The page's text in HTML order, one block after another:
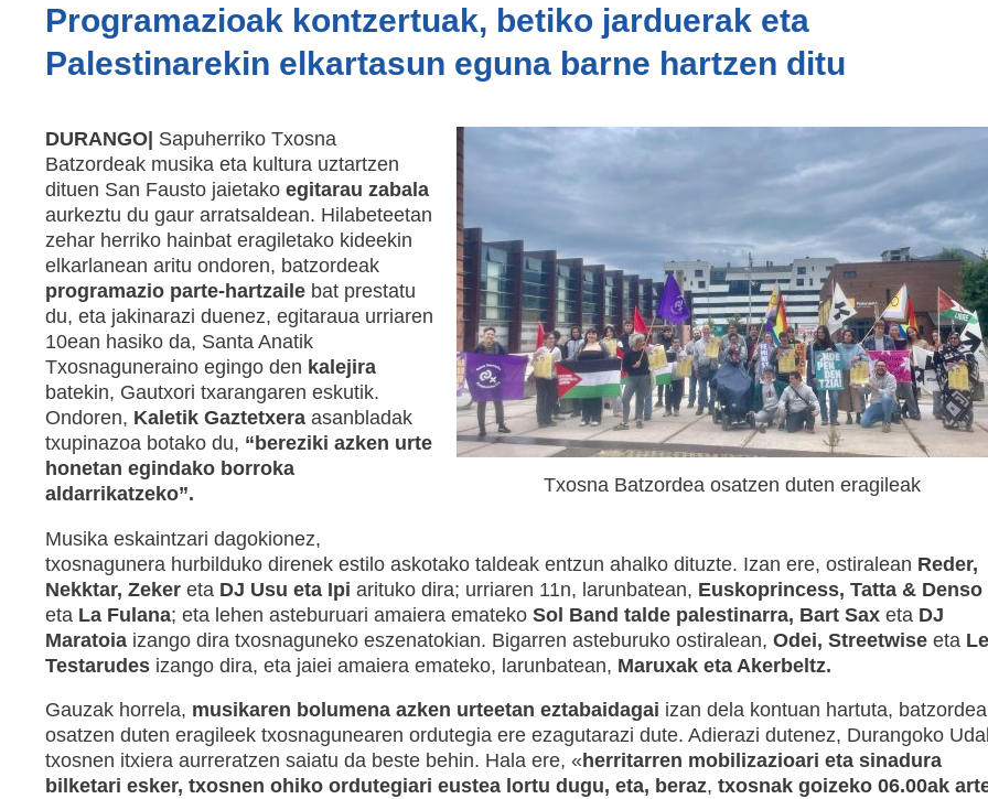
Programazioak kontzertuak, betiko jarduerak eta
Palestinarekin elkartasun eguna barne hartzen ditu
Txosna Batzordea osatzen duten eragileak
DURANGO| Sapuherriko Txosna
Batzordeak musika eta kultura uztartzen
dituen San Fausto jaietako egitarau zabala
aurkeztu du gaur arratsaldean. Hilabeteetan
zehar herriko hainbat eragiletako kideekin
elkarlanean aritu ondoren, batzordeak
programazio parte-hartzailebat prestatu
du, eta jakinarazi duenez, egitaraua urriaren
10ean hasiko da, Santa Anatik
Txosnaguneraino egingo den kalejira
batekin, Gautxori txarangaren eskutik.
Ondoren, Kaletik Gaztetxeraasanbladak
txupinazoa botako du, “bereziki azken urte
honetan egindako borroka
aldarrikatzeko”.
Musika eskaintzari dagokionez,
txosnagunera hurbilduko direnek estilo askotako taldeak entzun ahalko dituzte. Izan ere, ostiralean Reder,
Nekktar, Zeker eta DJ Usu eta Ipi arituko dira; urriaren 11n, larunbatean, Euskoprincess, Tatta & Denso
eta La Fulana; eta lehen asteburuari amaiera ematekoSol Band talde palestinarra, Bart Sax eta DJ
Maratoiaizango dira txosnaguneko eszenatokian. Bigarren asteburuko ostiralean, Odei, Streetwise eta
Testarudesizango dira, eta jaiei amaiera emateko, larunbatean, Maruxak eta Akerbeltz.
Gauzak horrela, musikaren bolumena azken urteetan eztabaidagai izan dela kontuan hartuta, batzordea
osatzen duten eragileek txosnagunearen ordutegia ere ezagutarazi dute. Adierazi dutenez, Durangoko
txosnen itxiera aurreratzen saiatu da beste behin. Hala ere, « herritarren mobilizazioari eta sinadura
bilketari esker, txosnen ohiko ordutegiari eustea lortu dugu, eta, beraz, txosnak goizeko 06.00ak